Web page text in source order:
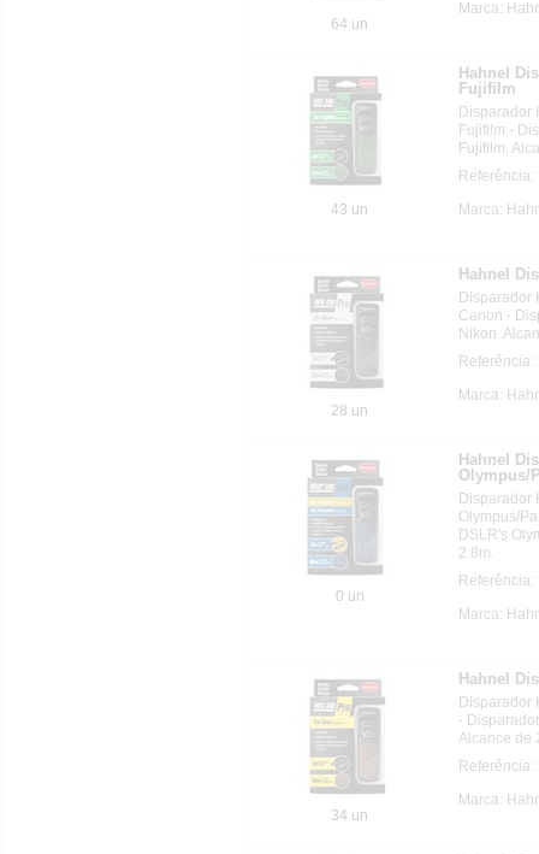
64 un
Marca:
43 un
Hahnel
Fujifilm
Disparador
Fujifilm -
Fujifilm.
Marca:
28 un
Hahnel
Disparador
Canon -
Nikon.
Marca:
0 un
Hahnel
Olympus/
Disparador
Olympus/
DSLR's
2.8m.
Marca:
34 un
Hahnel
Disparador
-
Alcance de
Marca: